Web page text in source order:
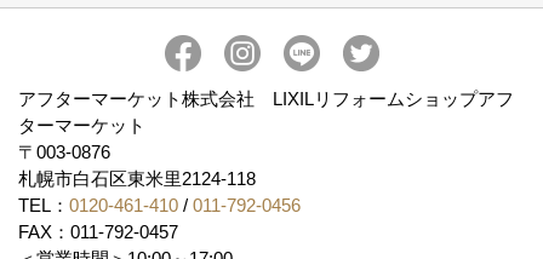
アフターマーケット株式会社 LIXILリフォームショップアフ
ターマーケット
〒003-0876
札幌市白石区東米里2124-118
TEL： 0120-461-410 / 011-792-0456
FAX：011-792-0457